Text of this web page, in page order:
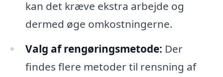
kan det kræve ekstra arbejde og
dermed øge omkostningerne.
Valg af rengøringsmetode: Der
findes flere metoder til rensning af